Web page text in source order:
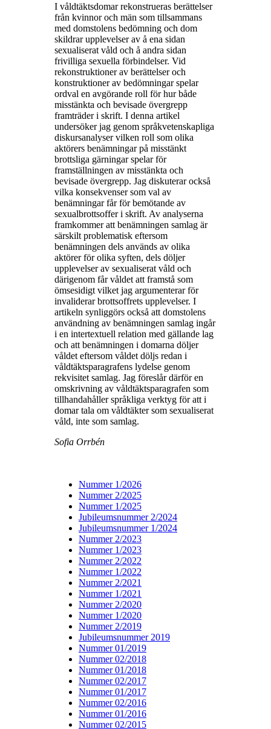
I våldtäktsdomar rekonstrueras berättelser
från kvinnor och män som tillsammans
med domstolens bedömning och dom
skildrar upplevelser av å ena sidan
sexualiserat våld och å andra sidan
frivilliga sexuella förbindelser. Vid
rekonstruktioner av berättelser och
konstruktioner av bedömningar spelar
ordval en avgörande roll för hur både
misstänkta och bevisade övergrepp
framträder i skrift. I denna artikel
undersöker jag genom språkvetenskapliga
diskursanalyser vilken roll som olika
aktörers benämningar på misstänkt
brottsliga gärningar spelar för
framställningen av misstänkta och
bevisade övergrepp. Jag diskuterar också
vilka konsekvenser som val av
benämningar får för bemötande av
sexualbrottsoffer i skrift. Av analyserna
framkommer att benämningen samlag är
särskilt problematisk eftersom
benämningen dels används av olika
aktörer för olika syften, dels döljer
upplevelser av sexualiserat våld och
därigenom får våldet att framstå som
ömsesidigt vilket jag argumenterar för
invaliderar brottsoffrets upplevelser. I
artikeln synliggörs också att domstolens
användning av benämningen samlag ingår
i en intertextuell relation med gällande lag
och att benämningen i domarna döljer
våldet eftersom våldet döljs redan i
våldtäktsparagrafens lydelse genom
rekvisitet samlag. Jag föreslår därför en
omskrivning av våldtäktsparagrafen som
tillhandahåller språkliga verktyg för att i
domar tala om våldtäkter som sexualiserat
våld, inte som samlag.
Sofia Orrbén
Nummer 1/2026
Nummer 2/2025
Nummer 1/2025
Jubileumsnummer 2/2024
Jubileumsnummer 1/2024
Nummer 2/2023
Nummer 1/2023
Nummer 2/2022
Nummer 1/2022
Nummer 2/2021
Nummer 1/2021
Nummer 2/2020
Nummer 1/2020
Nummer 2/2019
Jubileumsnummer 2019
Nummer 01/2019
Nummer 02/2018
Nummer 01/2018
Nummer 02/2017
Nummer 01/2017
Nummer 02/2016
Nummer 01/2016
Nummer 02/2015